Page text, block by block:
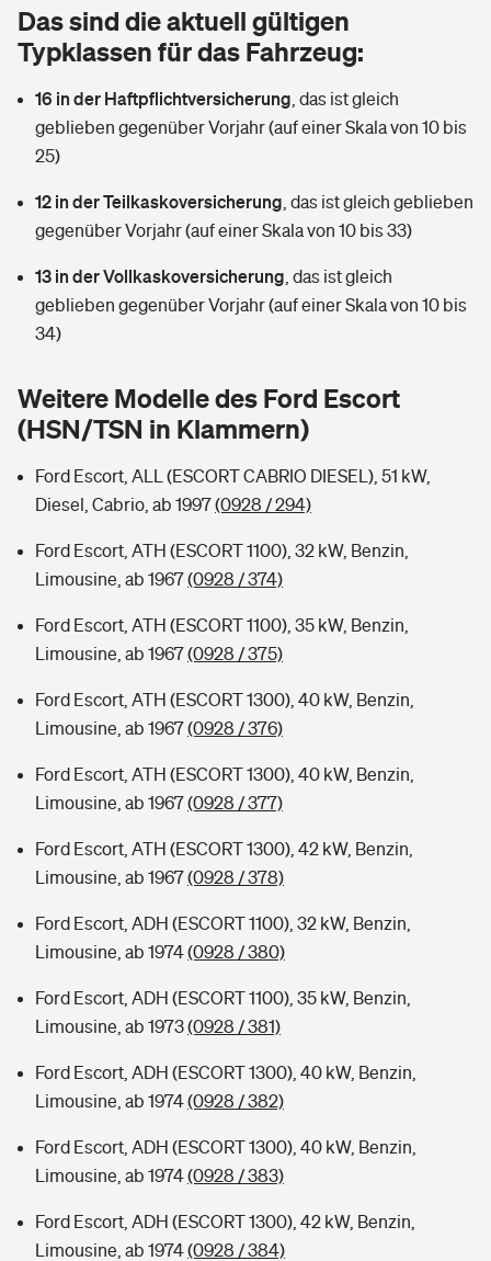
Tools
Wer versichert was: Jetzt Versicherer finden
Sie haben Fragen?
Glasversicherung
Mietkautionsversicherung
Restkreditversicherung
Tools
Hochwasser-Check: Wie gefährdet ist Ihr Haus?
Sie haben Fragen?
Kinderunfall­ver­si­che­rung
Kinderinvalidität
Hundehalter-Haftpflicht
Handyversicherung
Private Cyberversicherung
Zur Übersicht
Kinderunfall-Check: Mehr Sicherheit für deine Kids
Typklassen: So ist Ihr Auto eingestuft
Sie haben Fragen?
Dread-Disease-Versicherung
Tierkrankenversicherung
Zur Übersicht
Tools
Wer versichert was: Jetzt Versicherer finden
Rentenrechner: Wie viel Geld bekomme ich im Alter?
Das sind die aktuell gültigen
Typklassen für das Fahrzeug:
16 in der Haftpflichtversicherung das ist gleich
geblieben gegenüber Vorjahr (auf einer Skala von 10 bis
25)
12 in der Teilkaskoversicherung das ist gleich geblieben
gegenüber Vorjahr (auf einer Skala von 10 bis 33)
13 in der Vollkaskoversicherung das ist gleich
geblieben gegenüber Vorjahr (auf einer Skala von 10 bis
34)
Weitere Modelle des Ford Escort
(HSN/TSN in Klammern)
Ford Escort, ALL (ESCORT CABRIO DIESEL), 51 kW,
Diesel, Cabrio, ab 1997(0928 / 294)
Ford Escort, ATH (ESCORT 1100), 32 kW, Benzin,
Limousine, ab 1967(0928 / 374)
Ford Escort, ATH (ESCORT 1100), 35 kW, Benzin,
Limousine, ab 1967(0928 / 375)
Ford Escort, ATH (ESCORT 1300), 40 kW, Benzin,
Limousine, ab 1967(0928 / 376)
Ford Escort, ATH (ESCORT 1300), 40 kW, Benzin,
Limousine, ab 1967(0928 / 377)
Ford Escort, ATH (ESCORT 1300), 42 kW, Benzin,
Limousine, ab 1967(0928 / 378)
Ford Escort, ADH (ESCORT 1100), 32 kW, Benzin,
Limousine, ab 1974(0928 / 380)
Ford Escort, ADH (ESCORT 1100), 35 kW, Benzin,
Limousine, ab 1973(0928 / 381)
Ford Escort, ADH (ESCORT 1300), 40 kW, Benzin,
Limousine, ab 1974(0928 / 382)
Ford Escort, ADH (ESCORT 1300), 40 kW, Benzin,
Limousine, ab 1974(0928 / 383)
Ford Escort, ADH (ESCORT 1300), 42 kW, Benzin,
Limousine, ab 1974(0928 / 384)